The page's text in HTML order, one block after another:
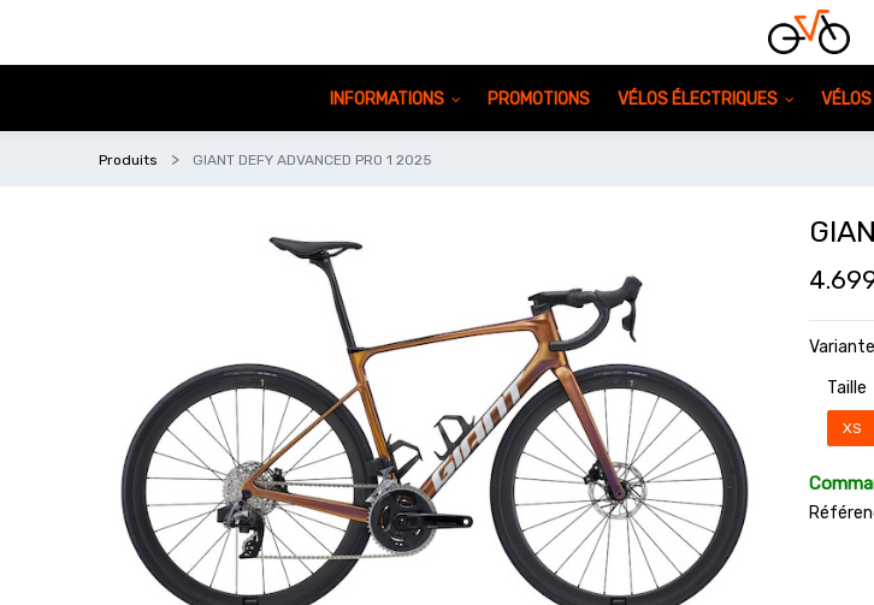
INFORMATIONS PROMOTIONS VÉLOS ÉLECTRIQUES
Produits GIANT DEFY ADVANCED PRO 1 2025
Taille
XS